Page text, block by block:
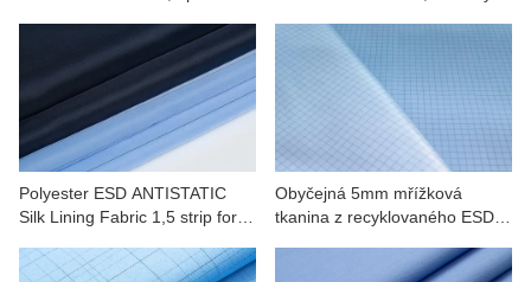
KONTAKTUJTE NÁS
VIDEA
automobilový průmysl
Polyester ESD ANTISTATIC
Silk Lining Fabric 1,5 strip for
Obyčejná 5mm mřížková
tkanina z recyklovaného ESD